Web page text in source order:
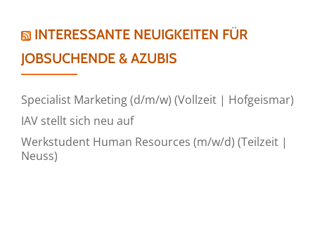
INTERESSANTE NEUIGKEITEN FÜR
JOBSUCHENDE & AZUBIS
Specialist Marketing (d/m/w) (Vollzeit | Hofgeismar)
IAV stellt sich neu auf
Werkstudent Human Resources (m/w/d) (Teilzeit |
Neuss)